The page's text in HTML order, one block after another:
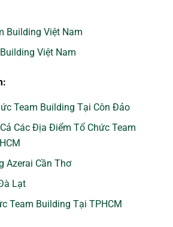
Building Việt Nam
Việt Nam
Team Building Tại Côn Đảo
Các Địa Điểm Tổ Chức Team
Azerai Cần Thơ
Lạt
Team Building Tại TPHCM